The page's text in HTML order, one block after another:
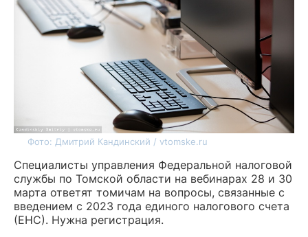
Фото: Дмитрий Кандинский / vtomske.ru
Специалисты управления Федеральной налоговой
службы по Томской области на вебинарах 28 и 30
марта ответят томичам на вопросы, связанные с
введением с 2023 года единого налогового счета
(ЕНС). Нужна регистрация.